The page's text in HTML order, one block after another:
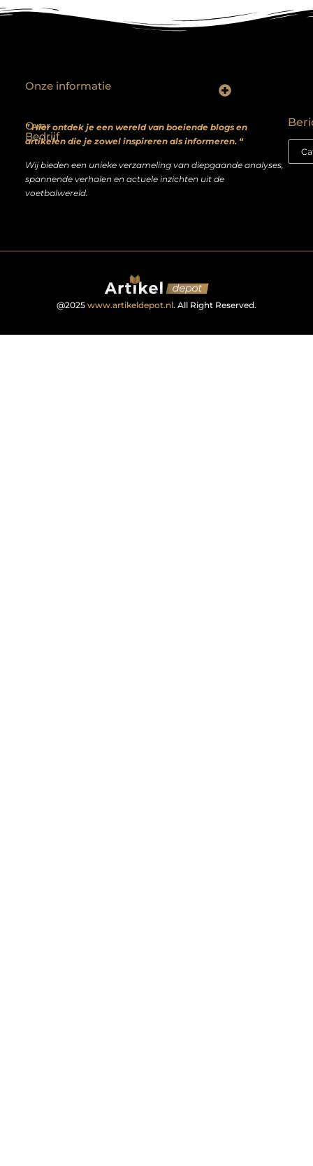
Over
Bedrijf
” Hier ontdek je een wereld van boeiende blogs en
artikelen die je zowel inspireren als informeren. “
Wij bieden een unieke verzameling van diepgaande analyses,
spannende verhalen en actuele inzichten uit de
voetbalwereld.
Onze informatie
@2025 www.artikeldepot.nl. All Right Reserved.